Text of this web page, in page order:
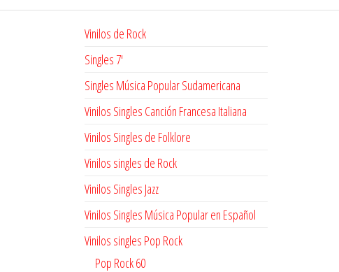
Vinilos de Rock
Singles 7'
Singles Música Popular Sudamericana
Vinilos Singles Canción Francesa Italiana
Vinilos Singles de Folklore
Vinilos singles de Rock
Vinilos Singles Jazz
Vinilos Singles Música Popular en Español
Vinilos singles Pop Rock
Pop Rock 60